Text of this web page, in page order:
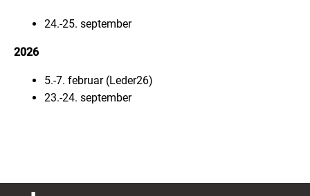
24.-25. september
2026
5.-7. februar (Leder26)
23.-24. september